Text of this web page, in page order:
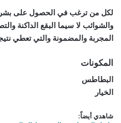
لكل من ترغب في الحصول على
والشوائب لا سيما البقع الداكنة
المجربة والمضمونة والتي تعطي
المكونات
البطاطس
الخيار
شاهدي أيضاً: